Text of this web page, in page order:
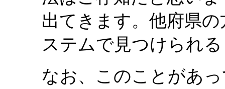
出てきます。他府県
ステムで見つけられ
なお、このことがあ